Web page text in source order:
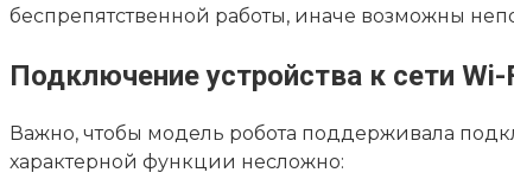
беспрепятственной работы, иначе возможны
Подключение устройства к сети Wi-
Важно, чтобы модель робота поддерживала
характерной функции несложно: